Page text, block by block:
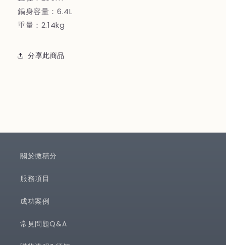
鍋身容量：6.4L
重量：2.14kg
分享此商品
關於微積分
服務項目
成功案例
常見問題Q&A